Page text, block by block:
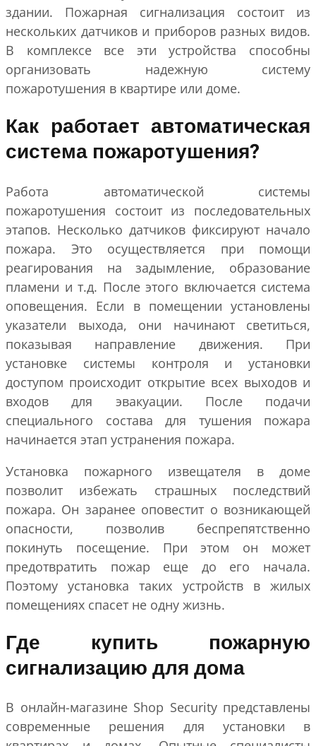
здании. Пожарная сигнализация состоит из
нескольких датчиков и приборов разных видов.
В комплексе все эти устройства способны
организовать надежную систему
пожаротушения в квартире или доме.
Как работает автоматическая
система пожаротушения?
Работа автоматической системы
пожаротушения состоит из последовательных
этапов. Несколько датчиков фиксируют начало
пожара. Это осуществляется при помощи
реагирования на задымление, образование
пламени и т.д. После этого включается система
оповещения. Если в помещении установлены
указатели выхода, они начинают светиться,
показывая направление движения. При
установке системы контроля и установки
доступом происходит открытие всех выходов и
входов для эвакуации. После подачи
специального состава для тушения пожара
начинается этап устранения пожара.
Установка пожарного извещателя в доме
позволит избежать страшных последствий
пожара. Он заранее оповестит о возникающей
опасности, позволив беспрепятственно
покинуть посещение. При этом он может
предотвратить пожар еще до его начала.
Поэтому установка таких устройств в жилых
помещениях спасет не одну жизнь.
Где купить пожарную
сигнализацию для дома
В онлайн-магазине Shop Security представлены
современные решения для установки в